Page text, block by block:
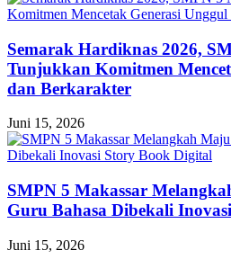
Semarak Hardiknas 2026,
Tunjukkan Komitmen
dan Berkarakter
Juni 15, 2026
SMPN 5 Makassar
Guru Bahasa Dibekali
Juni 15, 2026